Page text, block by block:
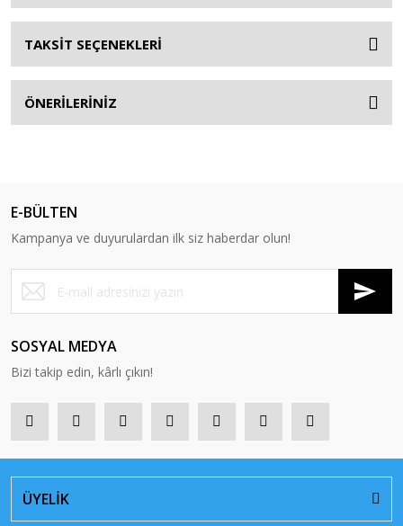
TAKSİT SEÇENEKLERİ
ÖNERİLERİNİZ
E-BÜLTEN
Kampanya ve duyurulardan ilk siz haberdar olun!
SOSYAL MEDYA
Bizi takip edin, kârlı çıkın!
ÜYELİK